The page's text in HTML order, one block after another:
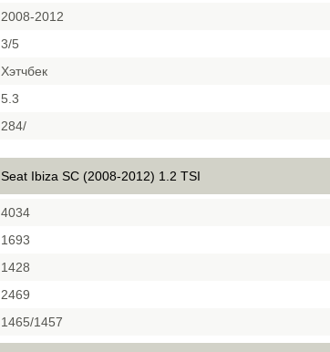
2008-2012
3/5
Хэтчбек
5.3
284/
Seat Ibiza SC (2008-2012) 1.2 TSI
4034
1693
1428
2469
1465/1457